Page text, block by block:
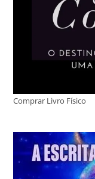
Comprar Livro Físico